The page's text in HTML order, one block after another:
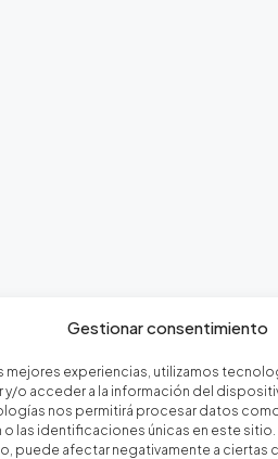
Gestionar consentimiento
mejores experiencias, utilizamos
y/o acceder a la información del
nos permitirá procesar datos
las identificaciones únicas en este sitio.
puede afectar negativamente a ciertas